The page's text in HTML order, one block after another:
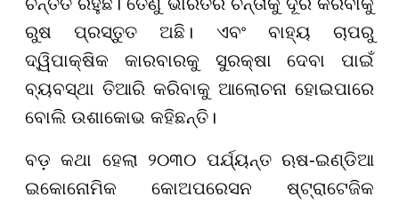
ରୁଷ ପ୍ରସ୍ତୁତ ଅଛି। ଏବଂ ବାହ୍ୟ ଚାପରୁ
ଦ୍ୱିପାକ୍ଷିକ କାରବାରକୁ ସୁରକ୍ଷା ଦେବା ପାଇଁ
ବ୍ୟବସ୍ଥା ତିଆରି କରିବାକୁ ଆଲୋଚନା ହୋଇପାରେ
ବୋଲି ଉଶାକୋଭ କହିଛନ୍ତି।
ବଡ଼ କଥା ହେଲା ୨୦୩୦ ପର୍ଯ୍ୟନ୍ତ ଋଷ-ଇଣ୍ଡିଆ
ଇକୋନୋମିକ କୋଅପରେସନ ଷ୍ଟ୍ରାଟେଜିକ